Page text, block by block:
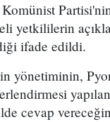
yetkililerin
ifade edildi.
yönetiminin,
cevap